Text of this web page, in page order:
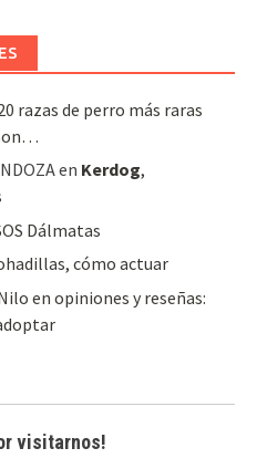
razas de perro más raras
en Kerdog,
Dálmatas
cómo actuar
en opiniones y reseñas:
visitarnos!